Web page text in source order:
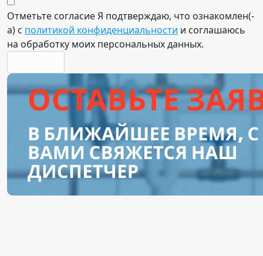
Отметьте согласиеЯ подтверждаю, что ознакомлен(-
а) с политикой конфиденциальности и соглашаюсь
на обработку моих персональных данных.